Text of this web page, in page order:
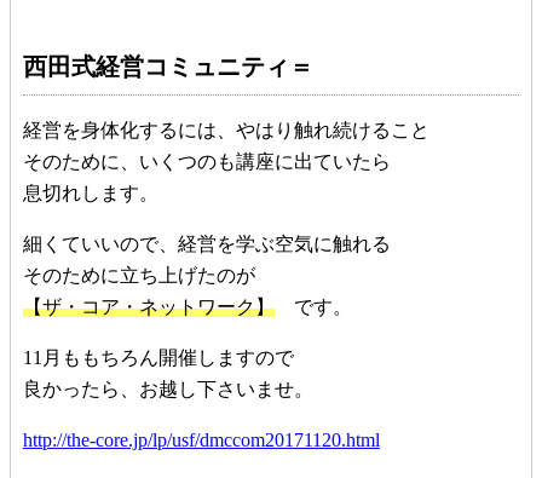
西田式経営コミュニティ＝
経営を身体化するには、やはり触れ続けること
そのために、いくつのも講座に出ていたら
息切れします。
細くていいので、経営を学ぶ空気に触れる
そのために立ち上げたのが
【ザ・コア・ネットワーク】です。
11月ももちろん開催しますので
良かったら、お越し下さいませ。
http://the-core.jp/lp/usf/dmccom20171120.html